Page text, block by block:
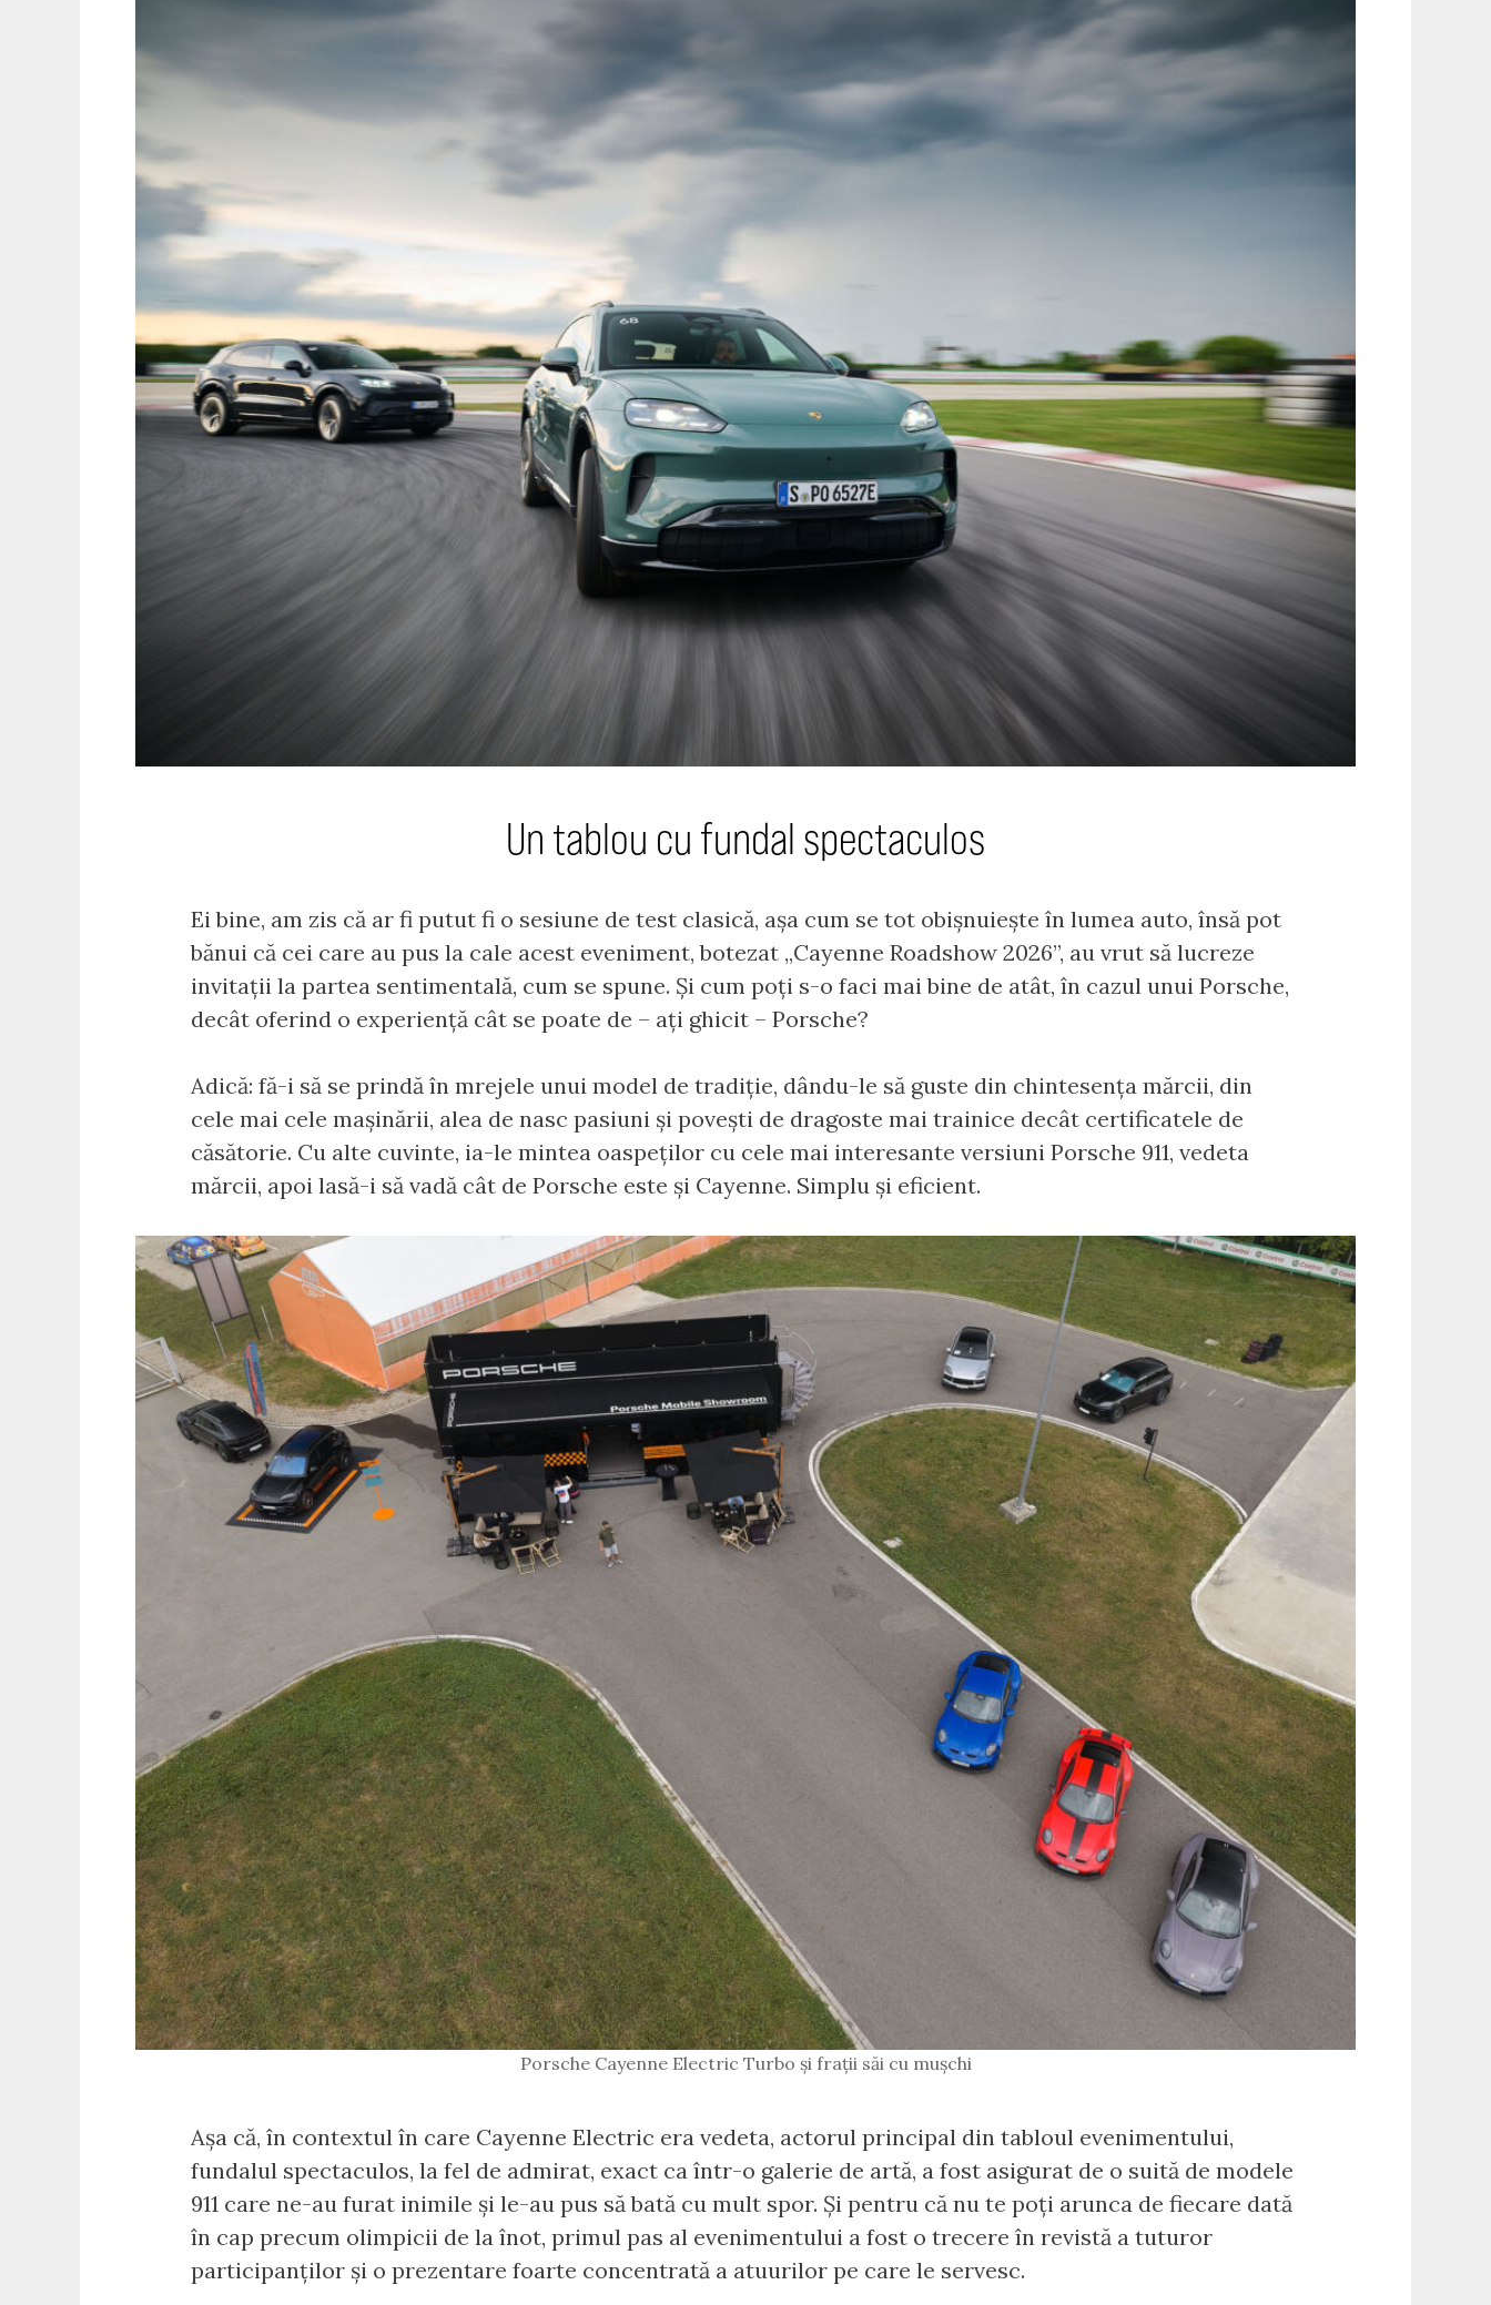
Un tablou cu fundal spectaculos
Ei bine, am zis că ar fi putut fi o sesiune de test clasică, așa cum se tot obișnuiește în lumea auto, însă pot
bănui că cei care au pus la cale acest eveniment, botezat „Cayenne Roadshow 2026”, au vrut să lucreze
invitații la partea sentimentală, cum se spune. Și cum poți s-o faci mai bine de atât, în cazul unui Porsche,
decât oferind o experiență cât se poate de – ați ghicit – Porsche?
Adică: fă-i să se prindă în mrejele unui model de tradiție, dându-le să guste din chintesența mărcii, din
cele mai cele mașinării, alea de nasc pasiuni și povești de dragoste mai trainice decât certificatele de
căsătorie. Cu alte cuvinte, ia-le mintea oaspeților cu cele mai interesante versiuni Porsche 911, vedeta
mărcii, apoi lasă-i să vadă cât de Porsche este și Cayenne. Simplu și eficient.
Porsche Cayenne Electric Turbo și frații săi cu mușchi
Așa că, în contextul în care Cayenne Electric era vedeta, actorul principal din tabloul evenimentului,
fundalul spectaculos, la fel de admirat, exact ca într-o galerie de artă, a fost asigurat de o suită de modele
911 care ne-au furat inimile și le-au pus să bată cu mult spor. Și pentru că nu te poți arunca de fiecare dată
în cap precum olimpicii de la înot, primul pas al evenimentului a fost o trecere în revistă a tuturor
participanților și o prezentare foarte concentrată a atuurilor pe care le servesc.